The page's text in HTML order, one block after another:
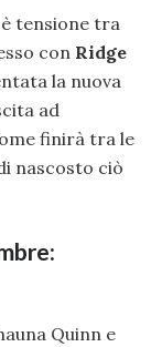
è tensione tra
con Ridge
la nuova
ad
finirà tra le
nascosto ciò